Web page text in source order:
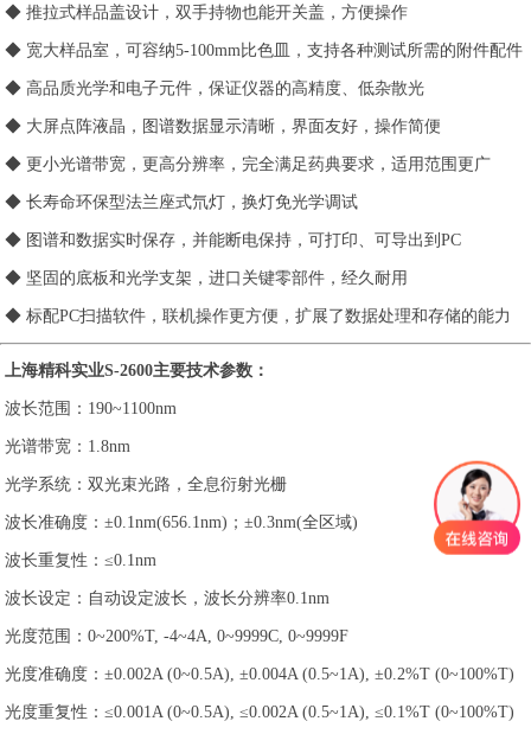
◆ 推拉式样品盖设计，双手持物也能开关盖，方便操作
◆ 宽大样品室，可容纳5-100mm比色皿，支持各种测试所需的附件配件
◆ 高品质光学和电子元件，保证仪器的高精度、低杂散光
◆ 大屏点阵液晶，图谱数据显示清晰，界面友好，操作简便
◆ 更小光谱带宽，更高分辨率，完全满足药典要求，适用范围更广
◆ 长寿命环保型法兰座式氘灯，换灯免光学调试
◆ 图谱和数据实时保存，并能断电保持，可打印、可导出到PC
◆ 坚固的底板和光学支架，进口关键零部件，经久耐用
◆ 标配PC扫描软件，联机操作更方便，扩展了数据处理和存储的能力
上海精科实业S-2600主要技术参数：
波长范围：190~1100nm
光谱带宽：1.8nm
光学系统：双光束光路，全息衍射光栅
波长准确度：±0.1nm(656.1nm)；±0.3nm(全区域)
波长重复性：≤0.1nm
波长设定：自动设定波长，波长分辨率0.1nm
光度范围：0~200%T, -4~4A, 0~9999C, 0~9999F
光度准确度：±0.002A (0~0.5A), ±0.004A (0.5~1A), ±0.2%T (0~100%T)
光度重复性：≤0.001A (0~0.5A), ≤0.002A (0.5~1A), ≤0.1%T (0~100%T)